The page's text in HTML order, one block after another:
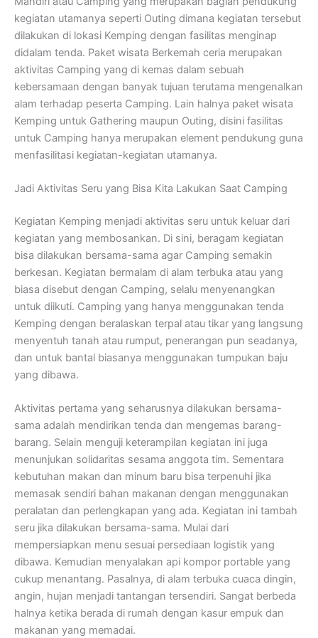
kegiatan utamanya seperti Outing dimana kegiatan tersebut
dilakukan di lokasi Kemping dengan fasilitas menginap
didalam tenda. Paket wisata Berkemah ceria merupakan
aktivitas Camping yang di kemas dalam sebuah
kebersamaan dengan banyak tujuan terutama mengenalkan
alam terhadap peserta Camping. Lain halnya paket wisata
Kemping untuk Gathering maupun Outing, disini fasilitas
untuk Camping hanya merupakan element pendukung guna
menfasilitasi kegiatan-kegiatan utamanya.
Jadi Aktivitas Seru yang Bisa Kita Lakukan Saat Camping
Kegiatan Kemping menjadi aktivitas seru untuk keluar dari
kegiatan yang membosankan. Di sini, beragam kegiatan
bisa dilakukan bersama-sama agar Camping semakin
berkesan. Kegiatan bermalam di alam terbuka atau yang
biasa disebut dengan Camping, selalu menyenangkan
untuk diikuti. Camping yang hanya menggunakan tenda
Kemping dengan beralaskan terpal atau tikar yang langsung
menyentuh tanah atau rumput, penerangan pun seadanya,
dan untuk bantal biasanya menggunakan tumpukan baju
yang dibawa.
Aktivitas pertama yang seharusnya dilakukan bersama-
sama adalah mendirikan tenda dan mengemas barang-
barang. Selain menguji keterampilan kegiatan ini juga
menunjukan solidaritas sesama anggota tim. Sementara
kebutuhan makan dan minum baru bisa terpenuhi jika
memasak sendiri bahan makanan dengan menggunakan
peralatan dan perlengkapan yang ada. Kegiatan ini tambah
seru jika dilakukan bersama-sama. Mulai dari
mempersiapkan menu sesuai persediaan logistik yang
dibawa. Kemudian menyalakan api kompor portable yang
cukup menantang. Pasalnya, di alam terbuka cuaca dingin,
angin, hujan menjadi tantangan tersendiri. Sangat berbeda
halnya ketika berada di rumah dengan kasur empuk dan
makanan yang memadai.